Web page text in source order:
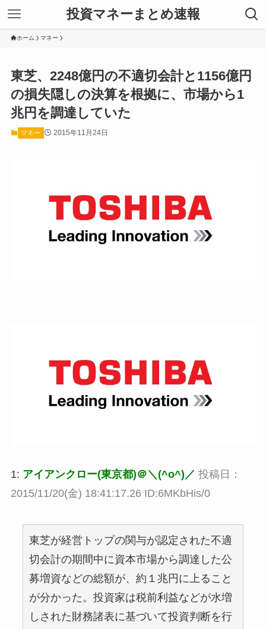
投資マネーまとめ速報
ホーム マネー
東芝、2248億円の不適切会計と1156億円
の損失隠しの決算を根拠に、市場から1
兆円を調達していた
マネー 2015年11月24日
1: アイアンクロー(東京都)＠＼(^o^)／ 投稿日：
2015/11/20(金) 18:41:17.26 ID:6MKbHis/0
東芝が経営トップの関与が認定された不適
切会計の期間中に資本市場から調達した公
募増資などの総額が、約１兆円に上ること
が分かった。投資家は税前利益などが水増
しされた財務諸表に基づいて投資判断を行